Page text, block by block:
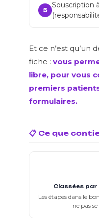
5
Souscription
Et ce n’est qu’un
fiche : vous
libre, pour vous
premiers
formulaires.
📋 Ce que
Classées
Les étapes dans le
ne pas